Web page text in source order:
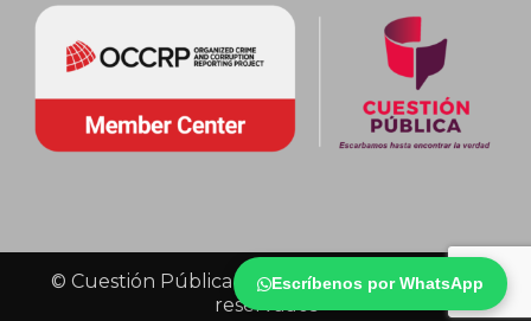
Escríbenos por WhatsApp
© Cuestión Pública 2018 - Todos los derechos
reservados